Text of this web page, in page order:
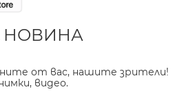
НОВИНА
от вас, нашите зрители!
видео.